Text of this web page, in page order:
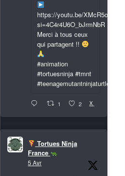
https://youtu.be/XMcR5or9N8A?
si=4C4r4U6O_bJrmNbR
Merci à tous ceux
qui partagent !!
#animation
#tortuesninja #tmnt
#teenagemutantninjaturtles
1 2 X
Tortues Ninja
France
5 Avr